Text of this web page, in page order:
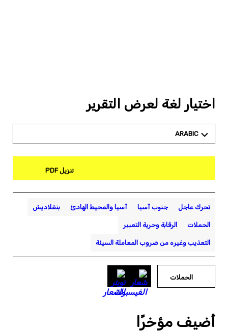
اختيار لغة لعرض التقرير
ARABIC
تنزيل PDF
تحرك عاجل جنوب آسيا آسيا والمحيط الهادئ بنغلاديش
الحملات الرقابة وحرية التعبير
التعذيب وغيره من ضروب المعاملة السيئة
الحملات
أضيف مؤخرًا